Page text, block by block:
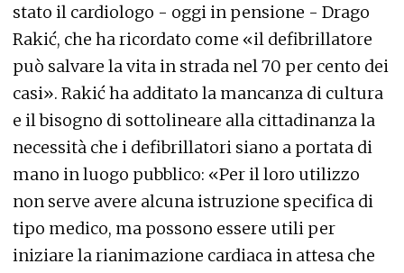
stato il cardiologo - oggi in pensione - Drago
Rakić, che ha ricordato come «il defibrillatore
può salvare la vita in strada nel 70 per cento dei
casi». Rakić ha additato la mancanza di cultura
e il bisogno di sottolineare alla cittadinanza la
necessità che i defibrillatori siano a portata di
mano in luogo pubblico: «Per il loro utilizzo
non serve avere alcuna istruzione specifica di
tipo medico, ma possono essere utili per
iniziare la rianimazione cardiaca in attesa che